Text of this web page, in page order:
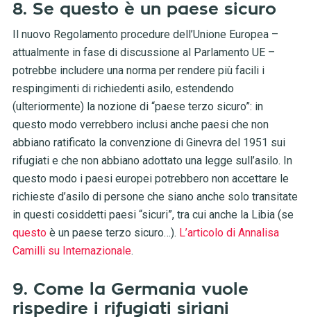
8. Se questo è un paese sicuro
Il nuovo Regolamento procedure dell’Unione Europea –
attualmente in fase di discussione al Parlamento UE –
potrebbe includere una norma per rendere più facili i
respingimenti di richiedenti asilo, estendendo
(ulteriormente) la nozione di “paese terzo sicuro”: in
questo modo verrebbero inclusi anche paesi che non
abbiano ratificato la convenzione di Ginevra del 1951 sui
rifugiati e che non abbiano adottato una legge sull’asilo. In
questo modo i paesi europei potrebbero non accettare le
richieste d’asilo di persone che siano anche solo transitate
in questi cosiddetti paesi “sicuri”, tra cui anche la Libia (se
questoè un paese terzo sicuro…). L’articolo di Annalisa
Camilli su Internazionale.
9. Come la Germania vuole
rispedire i rifugiati siriani